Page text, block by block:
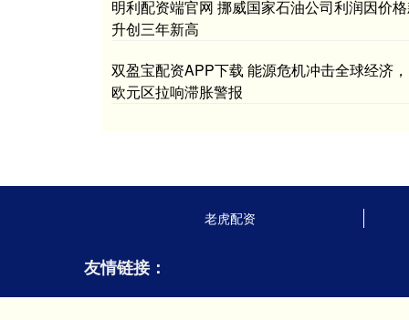
明利配资端官网 挪威国家石油公司利润因价
升创三年新高
双盈宝配资APP下载 能源危机冲击全球经济，
欧元区拉响滞胀警报
老虎配资
友情链接：